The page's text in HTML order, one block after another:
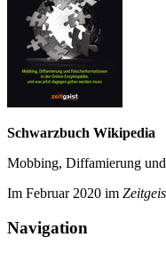
Schwarzbuch Wikipedia
Mobbing, Diffamierung
Im Februar 2020 im
Navigation